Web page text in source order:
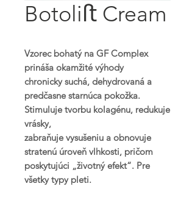
Botoliﬅ Cream
Vzorec bohatý na GF Complex
prináša okamžité výhody
chronicky suchá, dehydrovaná a
predčasne starnúca pokožka.
Stimuluje tvorbu kolagénu, redukuje
vrásky,
zabraňuje vysušeniu a obnovuje
stratenú úroveň vlhkosti, pričom
poskytujúci „životný efekt“. Pre
všetky typy pleti.